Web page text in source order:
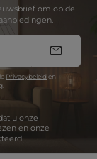
om op de
Privacybeleid en